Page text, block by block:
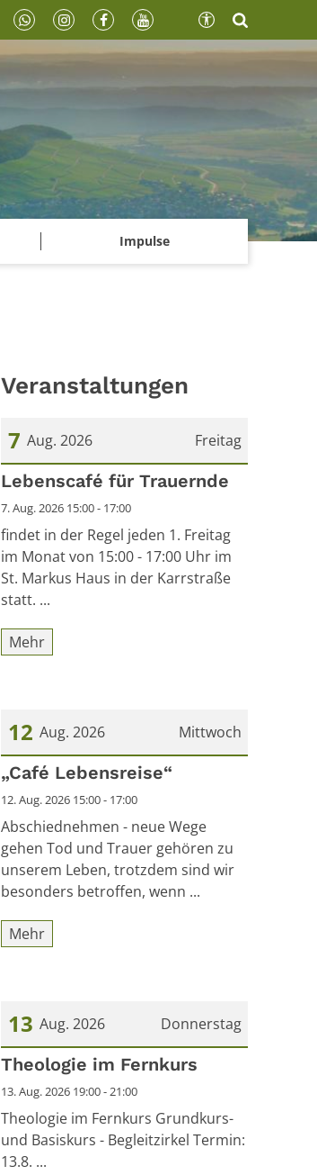
Impulse
Veranstaltungen
Freitag
7 Aug. 2026
Datum: 7. August 2026
Lebenscafé für Trauernde
7. Aug. 2026 15:00 - 17:00
findet in der Regel jeden 1. Freitag
im Monat von 15:00 - 17:00 Uhr im
St. Markus Haus in der Karrstraße
statt. ...
Mehr
Mittwoch
12 Aug. 2026
Datum: 12. August 2026
„Café Lebensreise“
12. Aug. 2026 15:00 - 17:00
Abschiednehmen - neue Wege
gehen Tod und Trauer gehören zu
unserem Leben, trotzdem sind wir
besonders betroffen, wenn ...
Mehr
Donnerstag
13 Aug. 2026
Datum: 13. August 2026
Theologie im Fernkurs
13. Aug. 2026 19:00 - 21:00
Theologie im Fernkurs Grundkurs-
und Basiskurs - Begleitzirkel Termin:
13.8. ...